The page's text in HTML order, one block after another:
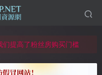
提高了粉丝房购买门槛
网盘，其它网盘均不支持